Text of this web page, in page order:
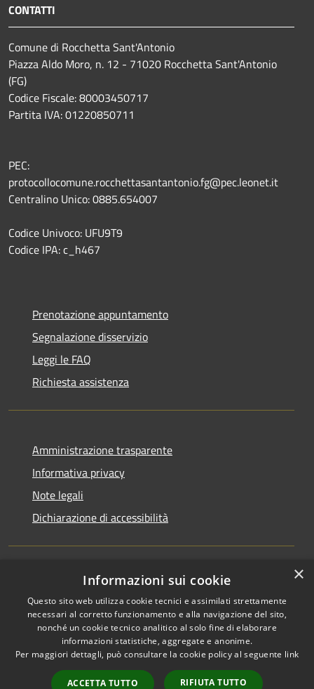
CONTATTI
Comune di Rocchetta Sant'Antonio
Piazza Aldo Moro, n. 12 - 71020 Rocchetta Sant'Antonio
(FG)
Codice Fiscale: 80003450717
Partita IVA: 01220850711
PEC:
protocollocomune.rocchettasantantonio.fg@pec.leonet.it
Centralino Unico: 0885.654007
Codice Univoco: UFU9T9
Codice IPA: c_h467
Prenotazione appuntamento
Segnalazione disservizio
Leggi le FAQ
Richiesta assistenza
Amministrazione trasparente
Informativa privacy
Note legali
Dichiarazione di accessibilità
Accessibilità
Privacy
Mappa del sito
Extranet
Copyright © 2026 • Comune di
Rocchetta Sant'Antonio •
Powered by Municipium•
Accesso redazione
×
Informazioni sui cookie
Questo sito web utilizza cookie tecnici e assimilati strettamente
necessari al corretto funzionamento e alla navigazione del sito,
nonché un cookie tecnico analitico al solo fine di elaborare
informazioni statistiche, aggregate e anonime.
Per maggiori dettagli, può consultare la cookie policy al seguente link
ACCETTA TUTTO RIFIUTA TUTTO